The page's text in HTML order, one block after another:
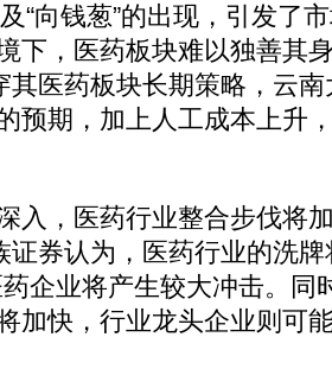
“向钱葱”的出现，引发了
下，医药板块难以独善其
其医药板块长期策略，云
预期，加上人工成本上升
，医药行业整合步伐将
证券认为，医药行业的洗
企业将产生较大冲击。同
加快，行业龙头企业则可